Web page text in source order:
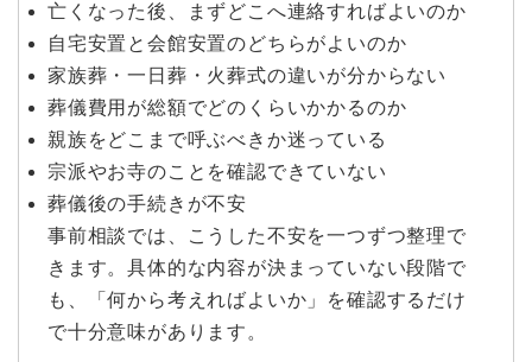
亡くなった後、まずどこへ連絡すればよいのか
自宅安置と会館安置のどちらがよいのか
家族葬・一日葬・火葬式の違いが分からない
葬儀費用が総額でどのくらいかかるのか
親族をどこまで呼ぶべきか迷っている
宗派やお寺のことを確認できていない
葬儀後の手続きが不安
事前相談では、こうした不安を一つずつ整理で
きます。具体的な内容が決まっていない段階で
も、「何から考えればよいか」を確認するだけ
で十分意味があります。